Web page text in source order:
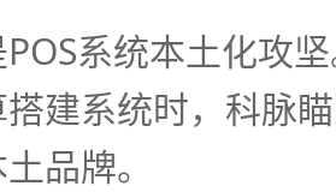
系统本土化攻
建系统时，科脉
品牌。